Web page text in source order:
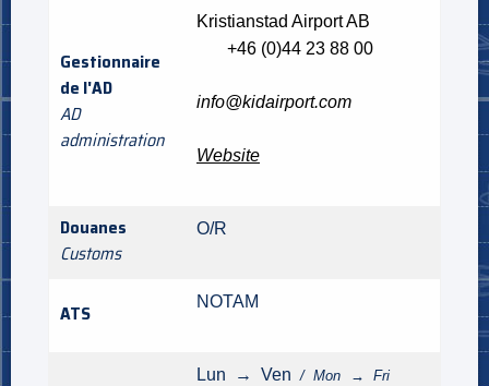
Gestionnaire
de l'AD
AD
administration
Kristianstad Airport AB
+46 (0)44 23 88 00
info@kidairport.com
Website
Douanes
Customs
O/R
ATS NOTAM
Lun → Ven/ Mon → Fri